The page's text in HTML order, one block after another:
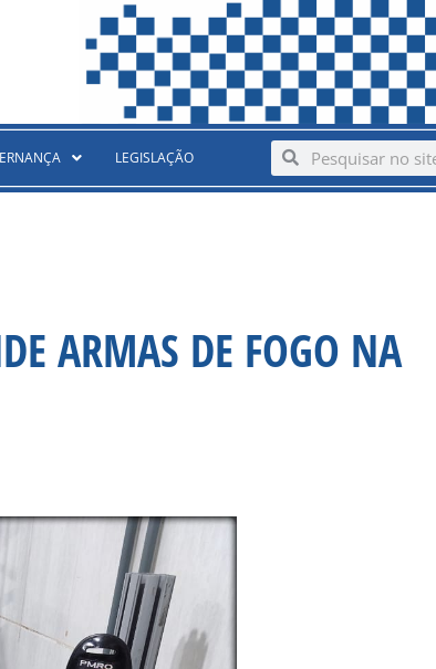
LEGISLAÇÃO SearchSearch
ARMAS DE FOGO NA